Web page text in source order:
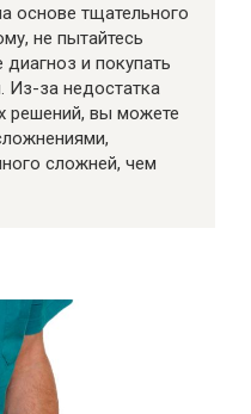
основе тщательного
не пытайтесь
диагноз и покупать
Из-за недостатка
решений, вы можете
сложней, чем